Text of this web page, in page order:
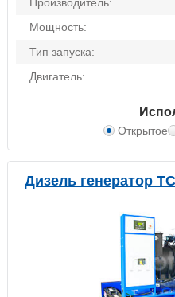
Мощность:
Тип запуска:
Двигатель:
Открытое
Дизель генератор